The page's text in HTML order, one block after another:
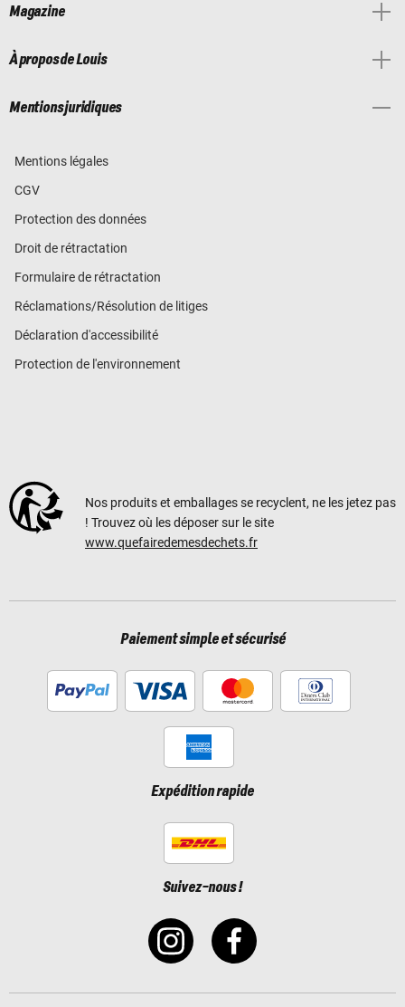
Magazine
À propos de Louis
Mentions juridiques
Mentions légales
CGV
Protection des données
Droit de rétractation
Formulaire de rétractation
Réclamations/Résolution de litiges
Déclaration d'accessibilité
Protection de l'environnement
Nos produits et emballages se recyclent, ne les jetez pas
! Trouvez où les déposer sur le site
www.quefairedemesdechets.fr
Paiement simple et sécurisé
Expédition rapide
Suivez-nous !